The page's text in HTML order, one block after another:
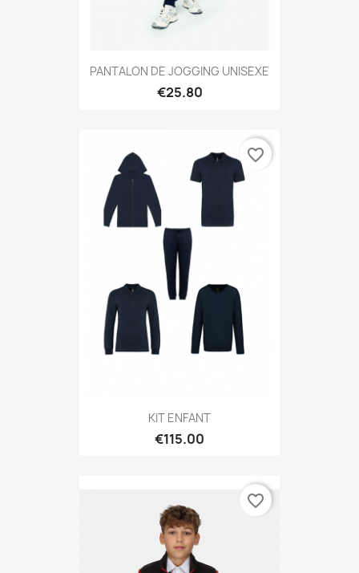
PANTALON DE JOGGING UNISEXE
€25.80
KIT ENFANT
€115.00
favorite_border
favorite_border